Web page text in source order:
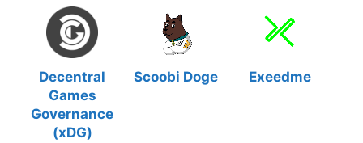
Decentral
Games
Governance
(xDG)
Scoobi Doge Exeedme